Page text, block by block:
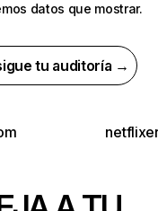
datos que mostrar.
tu auditoría →